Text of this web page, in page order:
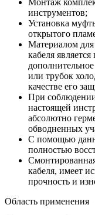
инструментов;
Установка
открытого
Материалом
кабеля
или трубок
качестве его
При
настоящей
абсолютно
обводненных
С помощью
полностью
кабеля, имеет
прочность и
Область применения